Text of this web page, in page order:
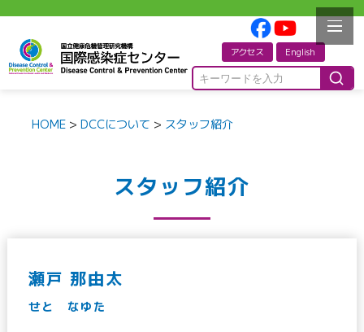
アクセス English
HOME >DCCについて > スタッフ紹介
スタッフ紹介
瀬戸 那由太
せと なゆた